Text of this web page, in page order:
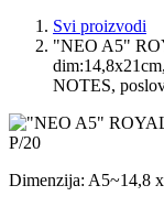
Svi proizvodi
"NEO A5"
NOTES,
Dimenzija: A5~14,8